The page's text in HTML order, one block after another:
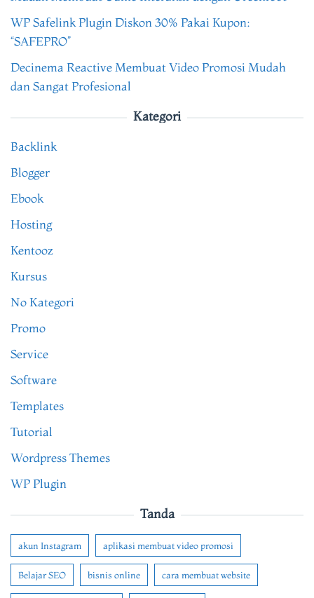
WP Safelink Plugin Diskon 30% Pakai Kupon:
“SAFEPRO”
Decinema Reactive Membuat Video Promosi Mudah
dan Sangat Profesional
Kategori
Backlink
Blogger
Ebook
Hosting
Kentooz
Kursus
No Kategori
Promo
Service
Software
Templates
Tutorial
Wordpress Themes
WP Plugin
Tanda
akun Instagram aplikasi membuat video promosi
Belajar SEO bisnis online cara membuat website